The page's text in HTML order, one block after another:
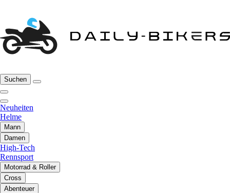
Suchen
Neuheiten
Helme
Mann
Damen
High-Tech
Rennsport
Motorrad & Roller
Cross
Abenteuer